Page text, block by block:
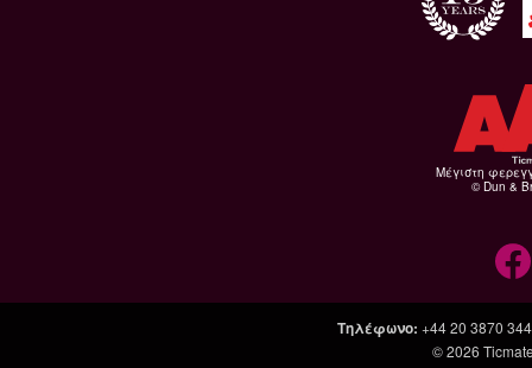
Μέγιστη
© Dun &
Τηλέφωνο: +44 20 3870
© 2026